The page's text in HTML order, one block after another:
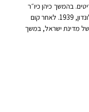
בהמשך כיהן כיו״ר
ונשיא הוועד הלאומי, מטעמו השתתף ב-”ועידת השולחן העגול” בלונדון, 1939. לאחר קום
והחל מ-1952 כיהן כנשיאה של מדינת ישראל, במשך